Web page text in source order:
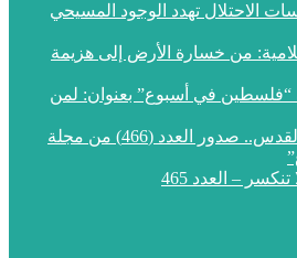
الاحتلال تهدد الوجود المسيحي
من خسارة الأرض إلى هزيمة
مجلة “فلسطين في أسبوع” بعنوان: لمن
أمميون على طريق القدس.. صدور العدد (466) من مجلة
– العدد 465